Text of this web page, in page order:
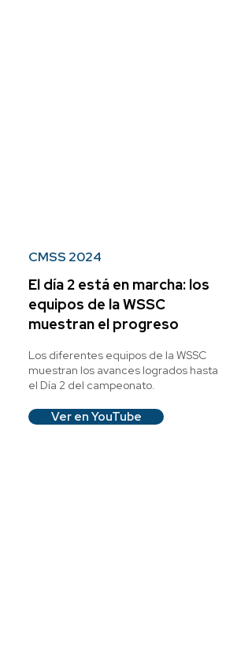
CMSS 2024
El día 2 está en marcha: los
equipos de la WSSC
muestran el progreso
Los diferentes equipos de la WSSC
muestran los avances logrados hasta
el Día 2 del campeonato.
Ver en YouTube